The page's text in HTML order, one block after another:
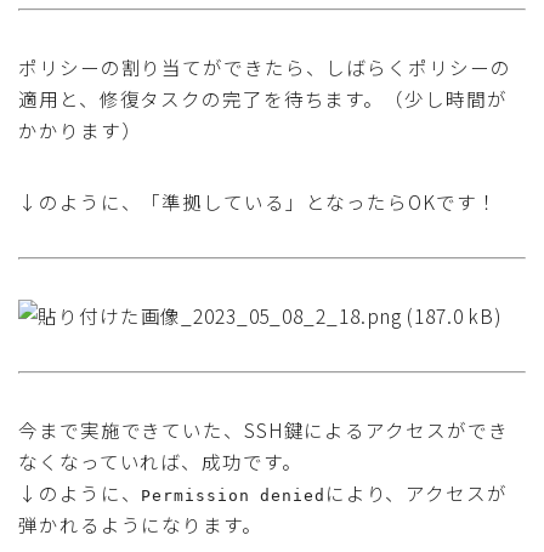
ポリシーの割り当てができたら、しばらくポリシーの
適用と、修復タスクの完了を待ちます。（少し時間が
かかります）
↓のように、「準拠している」となったらOKです！
今まで実施できていた、SSH鍵によるアクセスができ
なくなっていれば、成功です。
↓のように、
Permission denied により、アクセスが
弾かれるようになります。